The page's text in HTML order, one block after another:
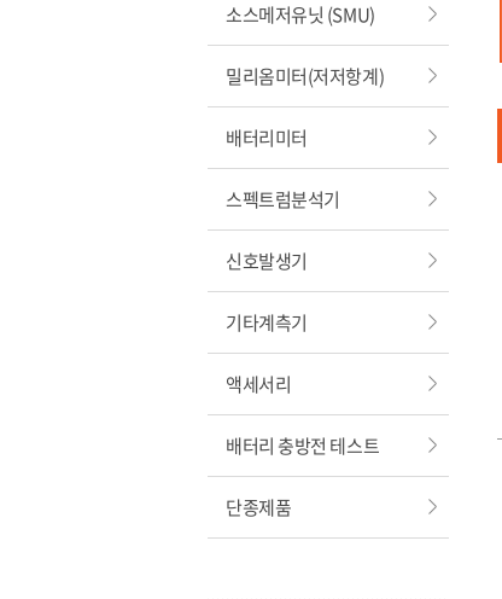
소스메저유닛 (SMU)
밀리옴미터(저저항계)
배터리미터
스펙트럼분석기
신호발생기
기타계측기
액세서리
배터리 충방전 테스트
단종제품